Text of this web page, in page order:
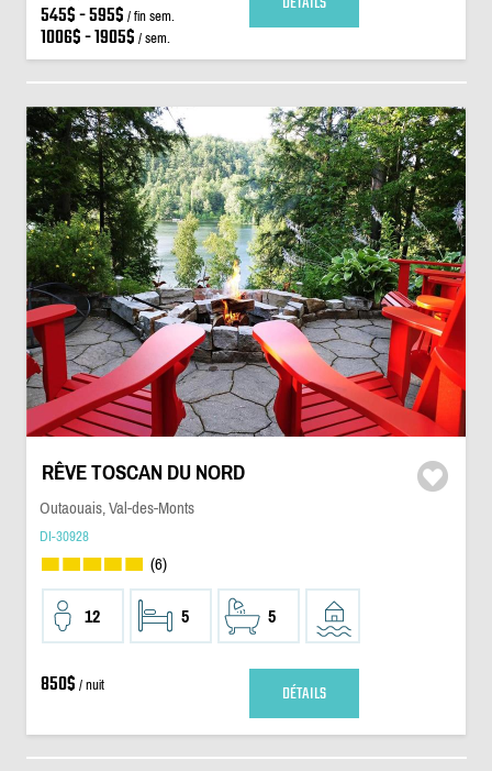
545$ - 595$ / fin sem.
1006$ - 1905$ / sem.
RÊVE TOSCAN DU NORD
Outaouais, Val-des-Monts
DI-30928
(6)
12 5 5
850$ / nuit DÉTAILS